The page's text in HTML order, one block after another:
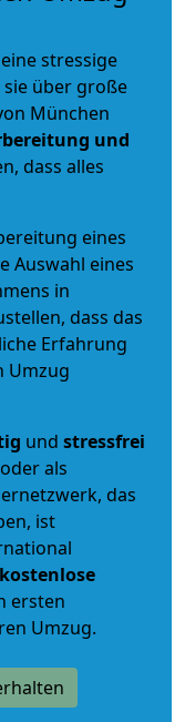
stressige
über große
München
und
dass alles
eines
Auswahl eines
in
dass das
Erfahrung
Umzug
und stressfrei
oder als
das
ist
ersten
Umzug.